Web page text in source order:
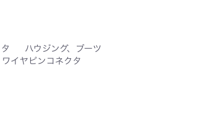
ハウジング、ブーツ
ワイヤピンコネクタ